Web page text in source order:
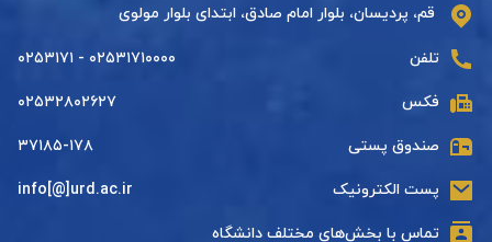
قم، پردیسان، بلوار امام صادق، ابتدای بلوار مولوی
تلفن ۰۲۵۳۱۷۱۰۰۰۰ - ۰۲۵۳۱۷۱
فکس ۰۲۵۳۲۸۰۲۶۲۷
صندوق پستی ۳۷۱۸۵-۱۷۸
پست الکترونیک info[@]urd.ac.ir
تماس با بخش‌های مختلف دانشگاه